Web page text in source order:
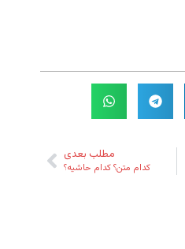
مطلب بعدی
کدام متن؟ کدام حاشیه؟